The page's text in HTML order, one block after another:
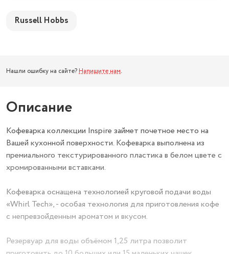
Russell Hobbs
Нашли ошибку на сайте? Напишите нам.
Описание
Кофеварка коллекции Inspire займет почетное место на
Вашей кухонной поверхности. Кофеварка выполнена из
премиального текстурированного пластика в белом цвете с
хромированными вставками.
Кофеварка оснащена технологией круговой подачи воды
«Whirl Tech», - особая технология для приготовления кофе
с непревзойденным ароматом и вкусом.
Резервуар для воды объёмом 1,25 литра позволит